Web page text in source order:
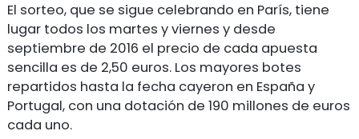
El sorteo, que se sigue celebrando en París, tiene
lugar todos los martes y viernes y desde
septiembre de 2016 el precio de cada apuesta
sencilla es de 2,50 euros. Los mayores botes
repartidos hasta la fecha cayeron en España y
Portugal, con una dotación de 190 millones de euros
cada uno.